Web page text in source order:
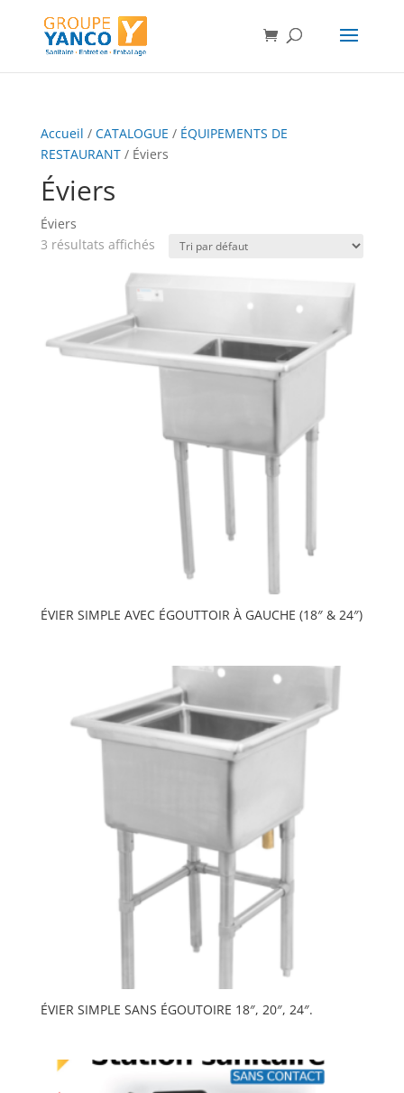
Accueil / CATALOGUE / ÉQUIPEMENTS DE
RESTAURANT/ Éviers
Éviers
Éviers
3 résultats affichés
ÉVIER SIMPLE AVEC ÉGOUTTOIR À GAUCHE (18″ & 24″)
ÉVIER SIMPLE SANS ÉGOUTOIRE 18″, 20″, 24″.